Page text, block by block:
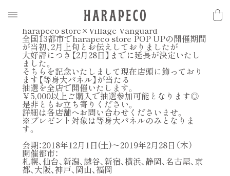
全国13都市POP UP STORE期間延長決定！
harapeco store×Village Vanguard
全国13都市でharapeco store POP UPの開催期間
が当初、2月上旬とお伝えしておりましたが
大好評につき【2月28日】までに延長が決定いたし
ました。
そちらを記念いたしまして現在店頭に飾っており
ます【等身大パネル】が当たる
抽選を全店で開催いたします。
￥5,000以上ご購入で抽選参加可能となります◎
是非ともお立ち寄りください。
詳細は各店舗へお問い合わせくださいませ。
※プレゼント対象は等身大パネルのみとなりま
す。
会期：2018年12月1日(土)〜2019年2月28日（木）
開催都市：
札幌、仙台、新潟、越谷、新宿、横浜、静岡、名古屋、京
都、大阪、神戸、岡山、福岡